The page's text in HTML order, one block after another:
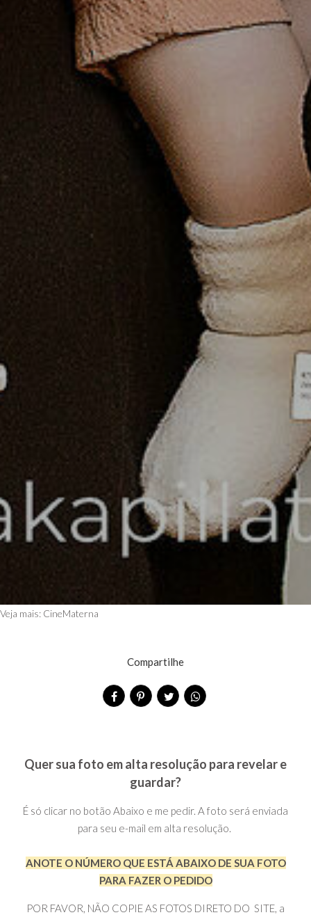
Veja mais: CineMaterna
Compartilhe
Quer sua foto em alta resolução para revelar e
guardar?
É só clicar no botão Abaixo e me pedir. A foto será enviada
para seu e-mail em alta resolução.
ANOTE O NÚMERO QUE ESTÁ ABAIXO DE SUA FOTO
PARA FAZER O PEDIDO
POR FAVOR, NÃO COPIE AS FOTOS DIRETO DO SITE, a